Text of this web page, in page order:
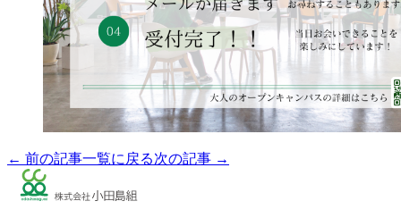
← 前の記事一覧に戻る次の記事 →